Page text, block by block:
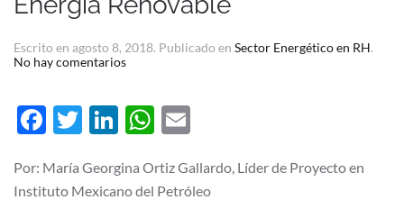
Escrito en agosto 8, 2018. Publicado en Sector Energético en RH.
No hay comentariosen
Recursos
Humanos
en
Industria
de
Energía
Facebook
Twitter
LinkedIn
WhatsApp
Por: María Georgina Ortiz Gallardo, Líder de Proyecto en
Instituto Mexicano del Petróleo